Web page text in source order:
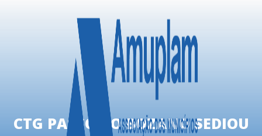
CTG PASSO DO BOZANO SEDIOU